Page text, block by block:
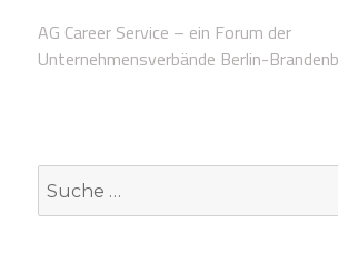
AG Career Service – ein Forum der
Unternehmensverbände Berlin-
Suche
nach: